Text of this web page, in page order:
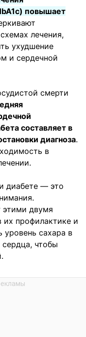
повышает
лечения,
ухудшение
и сердечной
смерти
составляет в
диагноза.
в
диабете — это
двумя
профилактике и
уровень сахара в
чтобы